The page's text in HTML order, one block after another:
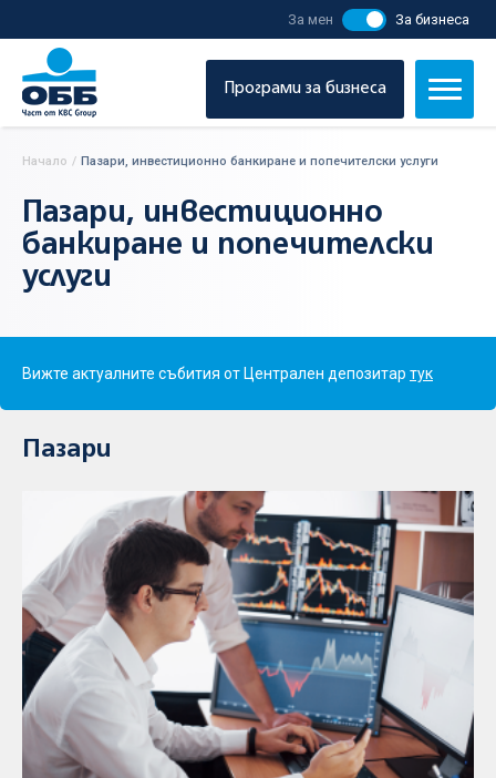
За мен За бизнеса
Програми за бизнеса
Начало / Пазари, инвестиционно банкиране и попечителски услуги
Пазари, инвестиционно
банкиране и попечителски
услуги
Вижте актуалните събития от Централен депозитар тук
Пазари